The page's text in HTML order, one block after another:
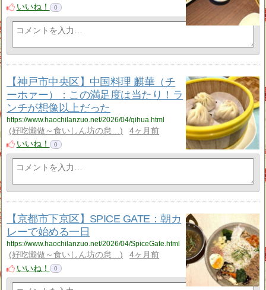
いいね！
0
【神戸市中央区】中国料理 麒華（チ
ーホァー）：この満足度は当たり！ラ
ンチが想像以上だった
https://www.haochilanzuo.net/2026/04/qihua.html
好吃懒做～食いしん坊の怠…
4ヶ月前
いいね！
0
【京都市下京区】SPICE GATE：朝カ
レーで始める一日
https://www.haochilanzuo.net/2026/04/SpiceGate.html
好吃懒做～食いしん坊の怠…
4ヶ月前
いいね！
0